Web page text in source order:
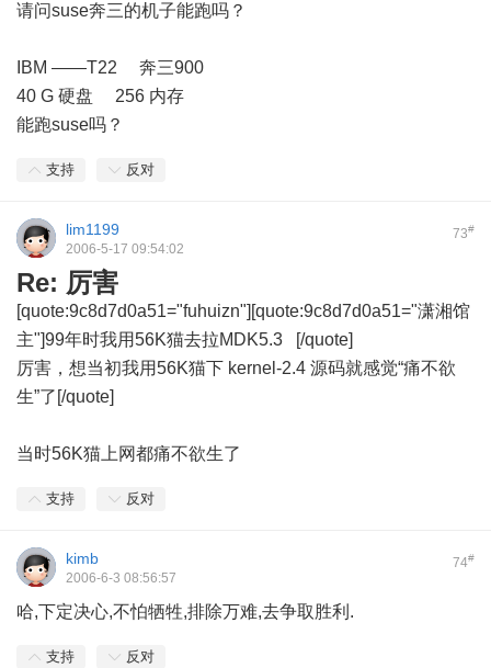
请问suse奔三的机子能跑吗？
IBM ——T22 奔三900
40 G 硬盘 256 内存
能跑suse吗？
支持 反对
73#
lim1199
2006-5-17 09:54:02
Re: 厉害
[quote:9c8d7d0a51="fuhuizn"][quote:9c8d7d0a51="潇湘馆
主"]99年时我用56K猫去拉MDK5.3
[/quote]
厉害，想当初我用56K猫下 kernel-2.4 源码就感觉“痛不欲
生”了[/quote]
当时56K猫上网都痛不欲生了
支持 反对
74#
kimb
2006-6-3 08:56:57
哈,下定决心,不怕牺牲,排除万难,去争取胜利.
支持 反对